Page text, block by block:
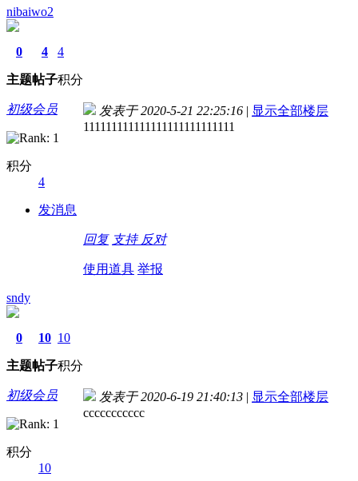
nibaiwo2
0
主题
4
帖子
4
积分
初级会员
积分
4
发消息
发表于 2020-5-21 22:25:16 | 显示全部楼层
111111111111111111111111111
回复 支持 反对
使用道具 举报
sndy
0
主题
10
帖子
10
积分
初级会员
积分
10
发表于 2020-6-19 21:40:13 | 显示全部楼层
ccccccccccc